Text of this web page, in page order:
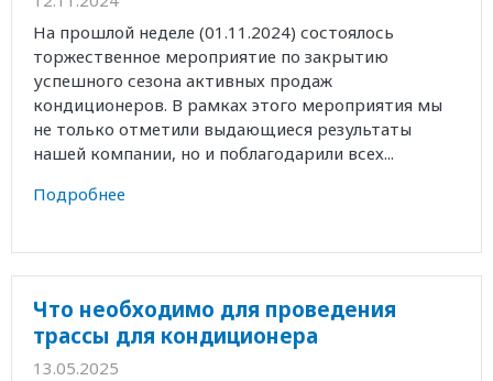
На прошлой неделе (01.11.2024) состоялось
торжественное мероприятие по закрытию
успешного сезона активных продаж
кондиционеров. В рамках этого мероприятия мы
не только отметили выдающиеся результаты
нашей компании, но и поблагодарили всех...
Подробнее
Что необходимо для проведения
трассы для кондиционера
13.05.2025